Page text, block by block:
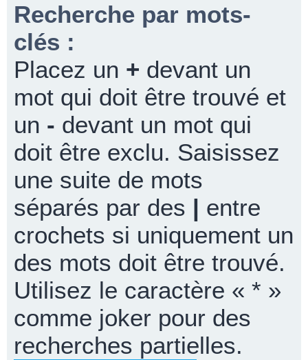
Recherche par mots-
clés :
Placez un + devant un
mot qui doit être trouvé et
un - devant un mot qui
doit être exclu. Saisissez
une suite de mots
séparés par des | entre
crochets si uniquement un
des mots doit être trouvé.
Utilisez le caractère « * »
comme joker pour des
recherches partielles.